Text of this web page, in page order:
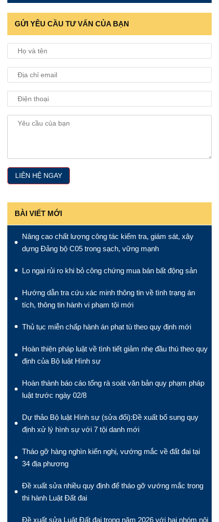
GỬI YÊU CẦU TƯ VẤN CỦA BẠN
BÀI VIẾT MỚI
Nâng cao chất lượng công tác kiểm tra, giám sát, xây
dựng Đảng bộ C05 trong sạch, vững mạnh
Lo ngại rủi ro khi bỏ công chứng mua bán bất động sản
Hướng dẫn tra cứu xác minh thông tin về tình trạng án
tích, thông tin hành vi phạm tội mới
Thủ tục miễn chấp hành án phạt tù theo quy định mới
Hoàn thiện pháp luật về tình tiết giảm nhẹ đầu thú theo quy
định của Bộ luật Hình sự
Hoàn thành báo cáo tổng rà soát văn bản quy phạm pháp
luật trước ngày 02/8
Dự thảo Bộ luật Hình sự (sửa đổi):Đề xuất bổ sung quy
định xử lý hình sự với 7 tội danh mới
Tháo gỡ hàng nghìn kiến nghị, vướng mắc về đất đai tại
34 địa phương
Đề xuất sửa nhiều quy định để tháo gỡ vướng mắc trong
thi hành Luật Đất đai
Đề xuất sửa Luật Đất đai trong năm 2026 với hai nhóm nội